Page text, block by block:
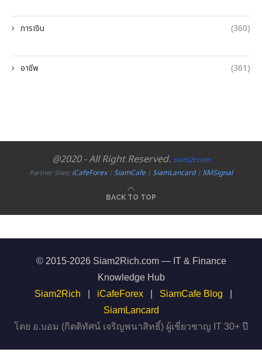
การเงิน (360)
อาชีพ (361)
@2020 - All Right Reserved. siam2r.com
Partner Sites:iCafeForex|SiamCafe|SiamLancard|XMSignal
BACK TO TOP
© 2015-2026 Siam2Rich.com — IT & Finance
Knowledge Hub
Siam2Rich
iCafeForex SiamCafe Blog
SiamLancard
โดย อ.บอม (กิตติทัศน์ เจริญพนาสิทธิ์) ผู้เชี่ยวชาญ IT 30+ ปี